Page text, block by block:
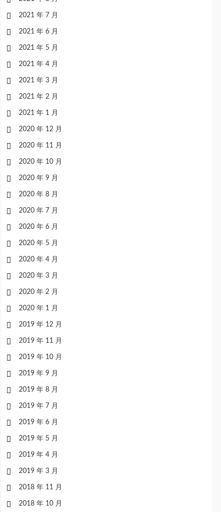
2021 年 7 月
2021 年 6 月
2021 年 5 月
2021 年 4 月
2021 年 3 月
2021 年 2 月
2021 年 1 月
2020 年 12 月
2020 年 11 月
2020 年 10 月
2020 年 9 月
2020 年 8 月
2020 年 7 月
2020 年 6 月
2020 年 5 月
2020 年 4 月
2020 年 3 月
2020 年 2 月
2020 年 1 月
2019 年 12 月
2019 年 11 月
2019 年 10 月
2019 年 9 月
2019 年 8 月
2019 年 7 月
2019 年 6 月
2019 年 5 月
2019 年 4 月
2019 年 3 月
2018 年 11 月
2018 年 10 月